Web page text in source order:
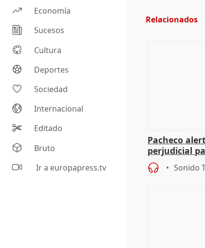
Economía
Sucesos
Cultura
Deportes
Sociedad
Internacional
Editado
Bruto
Ir a europapress.tv
Relacionados
Pacheco
perjudicial
agricultura
Sonido